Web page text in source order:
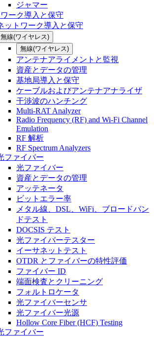
ジャマー
ーク導入と保守
ットワーク導入と保守
無線(ワイヤレス)
無線(ワイヤレス)
アンテナアライメントと監視
資産とデータの管理
基地局導入と保守
ケーブルおよびアンテナアナライザ
干渉波のハンチング
Multi-RAT Analyzer
Radio Frequency (RF) and Wi-Fi Channel
Emulation
RF 解析
RF Spectrum Analyzers
ファイバー
光ファイバー
資産とデータの管理
アッテネータ
ビットエラー率
メタル線、DSL、WiFi、ブロードバン
ドテスト
DOCSIS テスト
光ファイバーテスター
イーサネットテスト
OTDR とファイバーの特性評価
ファイバー ID
端面検査とクリーニング
フォルトロケータ
光ファイバーセンサ
光ファイバー光源
Hollow Core Fiber (HCF) Testing
ファイバー